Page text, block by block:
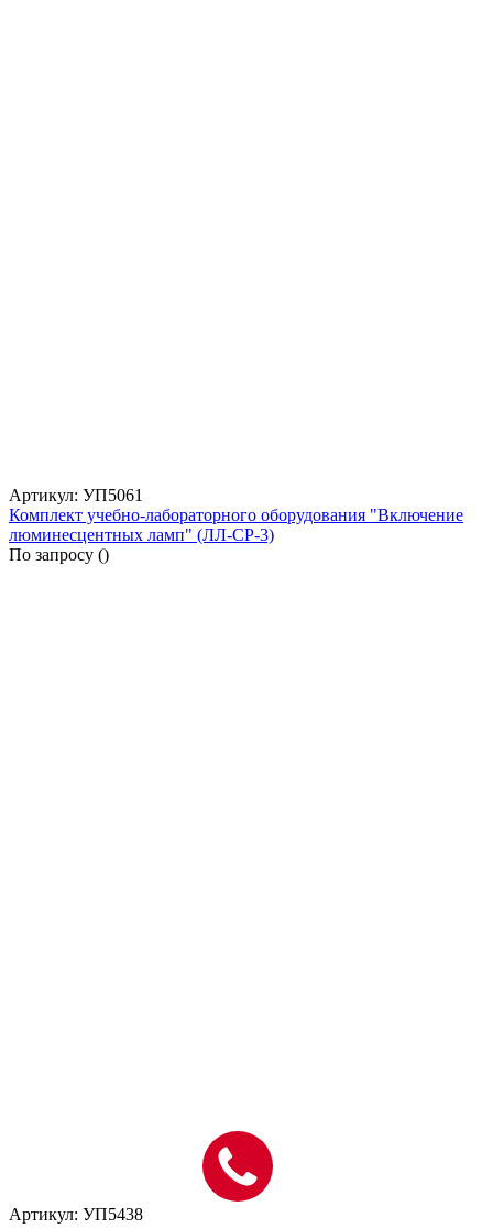
Артикул: УП5061
Комплект учебно-лабораторного оборудования "Включение
люминесцентных ламп" (ЛЛ-СР-3)
По запросу ()
Артикул: УП5438